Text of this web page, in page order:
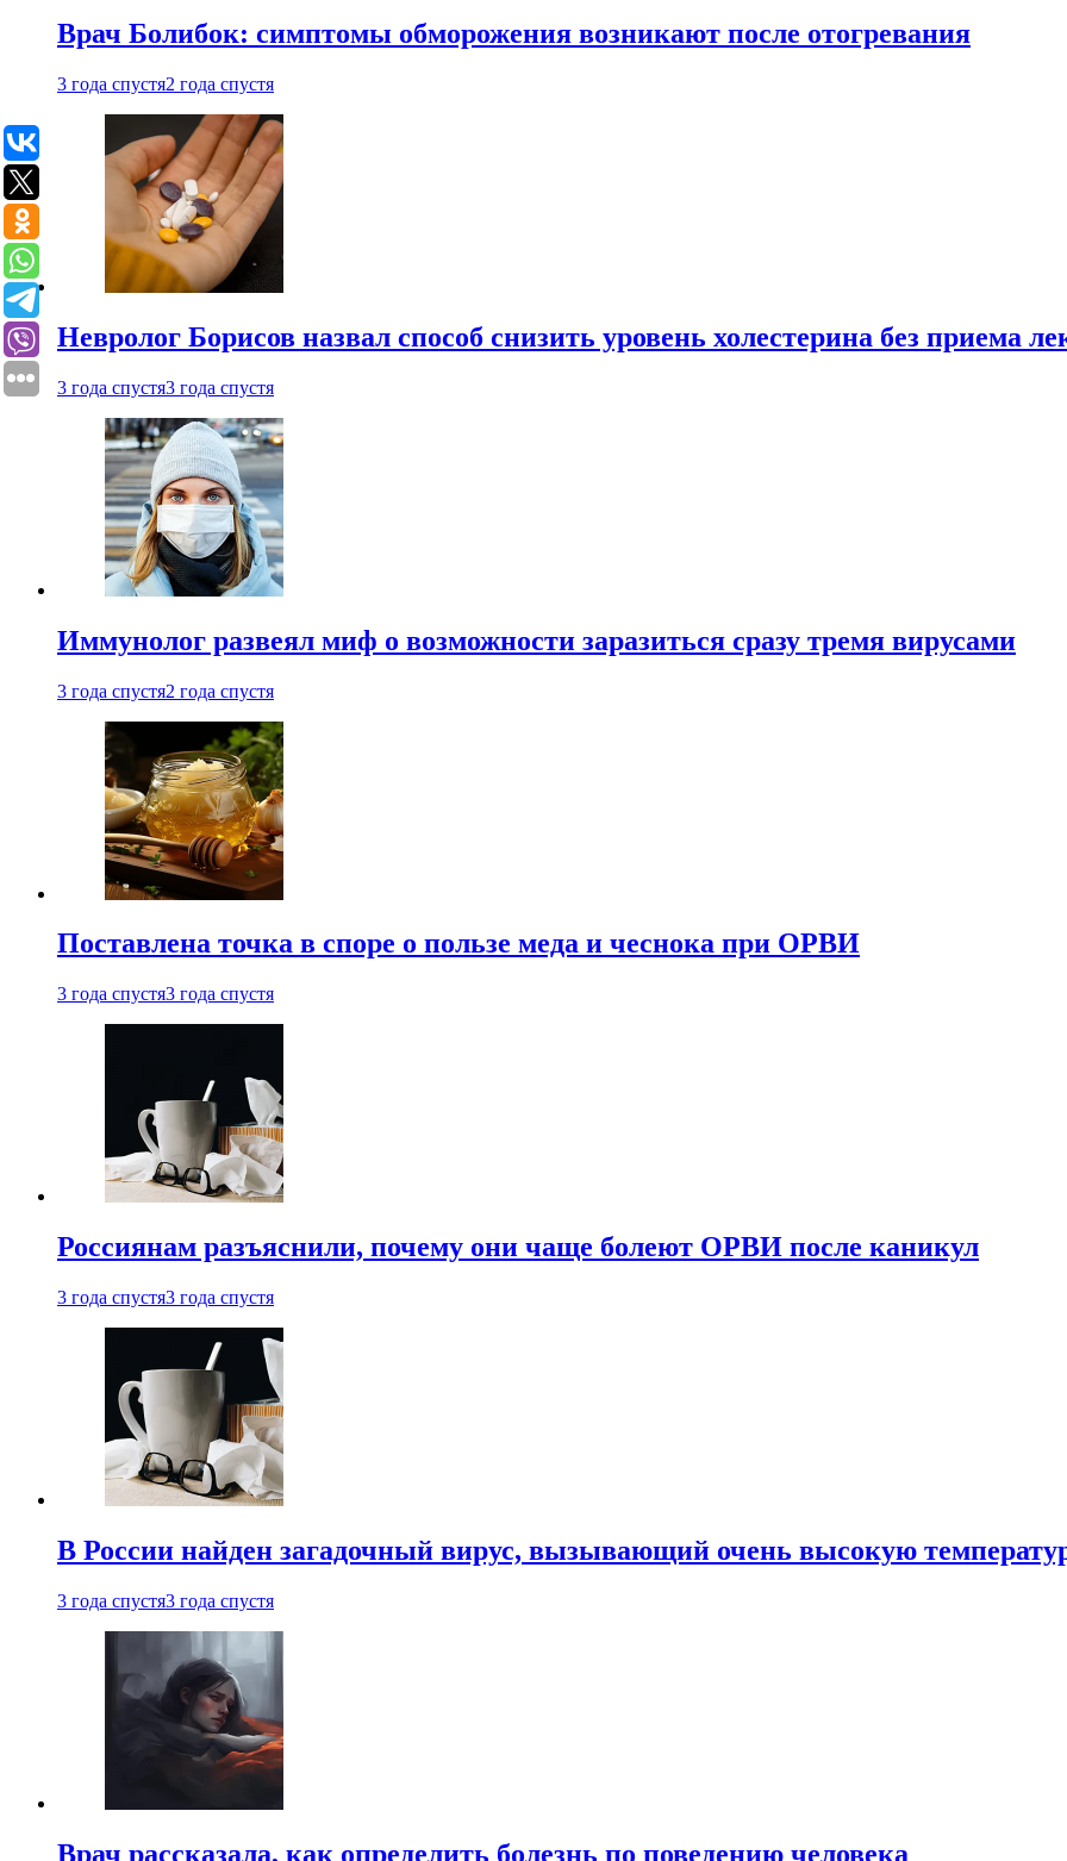
Врач Болибок: симптомы обморожения возникают после отогревания
3 года спустя2 года спустя
Невролог Борисов назвал способ снизить уровень холестерина без приема
3 года спустя3 года спустя
Иммунолог развеял миф о возможности заразиться сразу тремя вирусами
3 года спустя2 года спустя
Поставлена точка в споре о пользе меда и чеснока при ОРВИ
3 года спустя3 года спустя
Россиянам разъяснили, почему они чаще болеют ОРВИ после каникул
3 года спустя3 года спустя
В России найден загадочный вирус, вызывающий очень высокую
3 года спустя3 года спустя
Врач рассказала, как определить болезнь по поведению человека